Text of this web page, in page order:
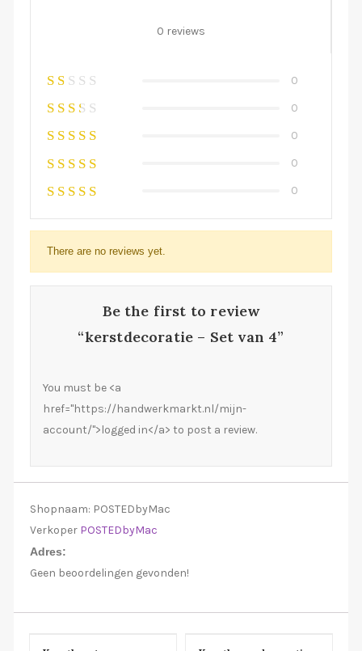
0 reviews
0
0
0
0
0
There are no reviews yet.
Be the first to review
“kerstdecoratie – Set van 4”
You must be <a
href="https://handwerkmarkt.nl/mijn-
account/">logged in</a> to post a review.
Shopnaam: POSTEDbyMac
Verkoper POSTEDbyMac
Adres:
Geen beoordelingen gevonden!